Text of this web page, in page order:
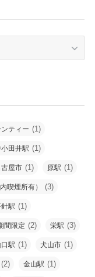
ティー (1)
田井駅 (1)
屋市 (1) 原駅 (1)
喫煙所有） (3)
駅 (1)
間限定 (2) 栄駅 (3)
駅 (1) 犬山市 (1)
(2) 金山駅 (1)